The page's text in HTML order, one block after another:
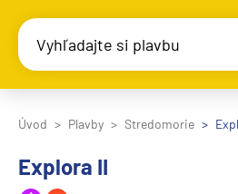
Vyhľadajte si plavbu
Úvod Plavby Stredomorie
Explora II